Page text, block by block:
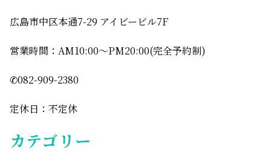
広島市中区本通7-29 アイビービル7F
営業時間：AM10:00〜PM20:00(完全予約制)
✆082-909-2380
定休日：不定休
カテゴリー